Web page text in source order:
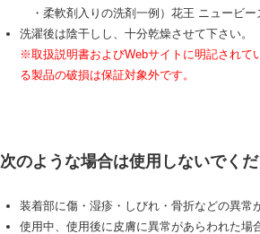
・柔軟剤入りの洗剤一例）花王 ニュービ
洗濯後は陰干しし、十分乾燥させて下さい。
※取扱説明書およびWebサイトに明記されて
る製品の破損は保証対象外です。
次のような場合は使用しないでく
装着部に傷・湿疹・しびれ・骨折などの異常
使用中、使用後に皮膚に異常があらわれた場